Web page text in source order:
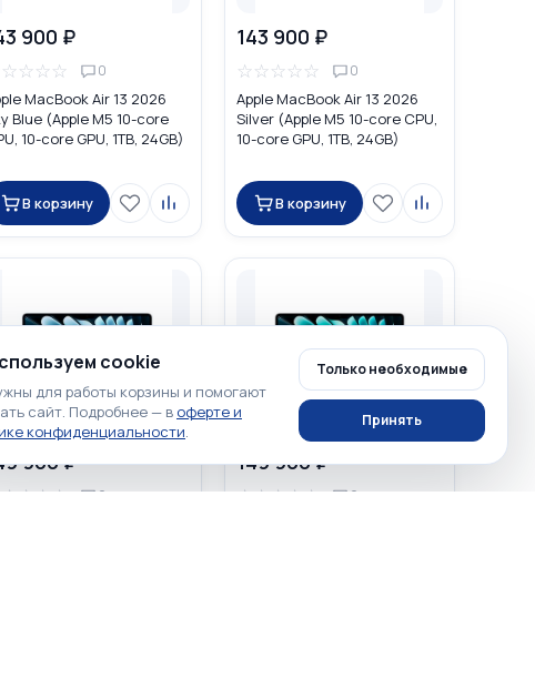
900 ₽
☆☆☆☆ 0
MacBook Air 13 2026
Blue (Apple M5 10-core
10-core GPU, 1TB, 24GB)
В корзину
143 900 ₽
☆☆☆☆☆ 0
Apple MacBook Air 13 2026
Silver (Apple M5 10-core CPU,
10-core GPU, 1TB, 24GB)
В корзину
900 ₽
☆☆☆☆ 0
149 900 ₽
☆☆☆☆☆ 0
cookie
для работы корзины и помогают
сайт. Подробнее — в оферте и
конфиденциальности.
Только необходимые
Принять